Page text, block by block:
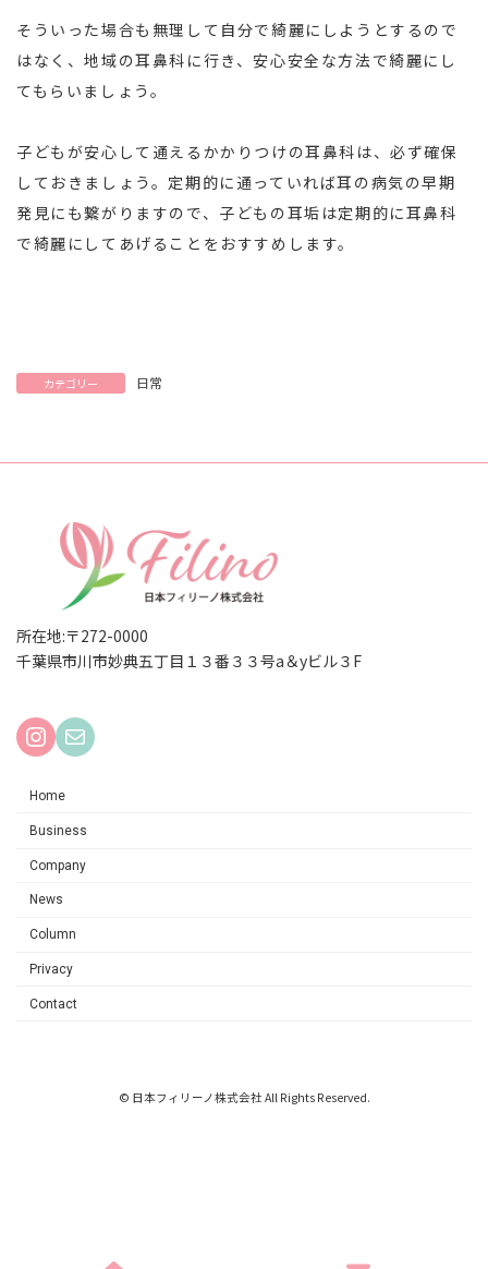
そういった場合も無理して自分で綺麗にしようとするので
はなく、地域の耳鼻科に行き、安心安全な方法で綺麗にし
てもらいましょう。
子どもが安心して通えるかかりつけの耳鼻科は、必ず確保
しておきましょう。定期的に通っていれば耳の病気の早期
発見にも繋がりますので、子どもの耳垢は定期的に耳鼻科
で綺麗にしてあげることをおすすめします。
カテゴリー 日常
所在地:〒272-0000
千葉県市川市妙典五丁目１３番３３号a＆yビル３F
Instagram
Mail
Home
Business
Company
News
Column
Privacy
Contact
© 日本フィリーノ株式会社 All Rights Reserved.